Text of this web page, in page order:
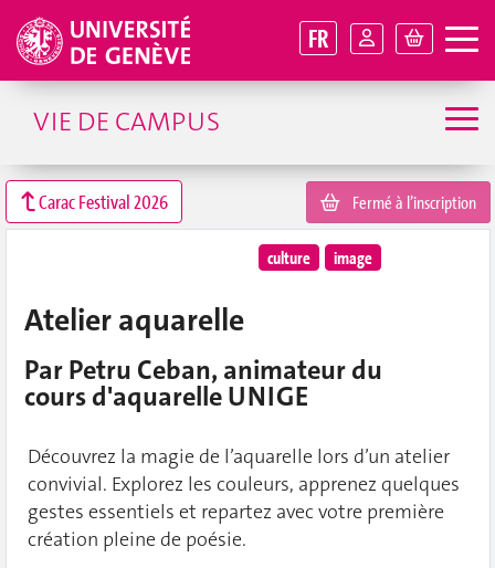
FR
VIE DE CAMPUS
Carac Festival 2026 Fermé à l’inscription
culture image
Atelier aquarelle
Par Petru Ceban, animateur du
cours d'aquarelle UNIGE
Découvrez la magie de l’aquarelle lors d’un atelier
convivial. Explorez les couleurs, apprenez quelques
gestes essentiels et repartez avec votre première
création pleine de poésie.